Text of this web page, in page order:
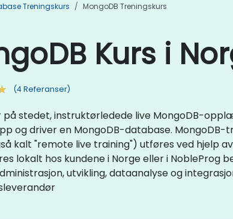
Treningskurs MongoDB Treningskurs
Kurs i
(4 Referanser)
på stedet, instruktørledede live MongoDB-
og driver en MongoDB-database. MongoDB-
kalt "remote live training") utføres ved hjelp
lokalt hos kundene i Norge eller i
utvikling, dataanalyse og